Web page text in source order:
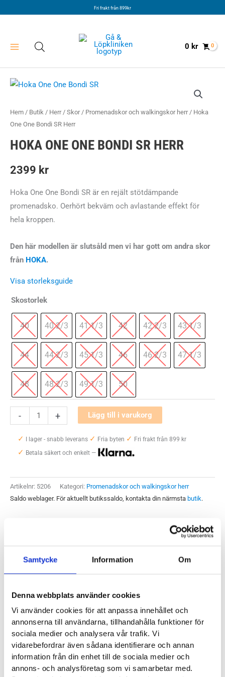
Samtycke Information Om
Denna webbplats använder cookies
Vi använder cookies för att anpassa innehållet och
annonserna till användarna, tillhandahålla funktioner för
sociala medier och analysera vår trafik. Vi
vidarebefordrar även sådana identifierare och annan
information från din enhet till de sociala medier och
annons- och analysföretag som vi samarbetar med.
Fri frakt från 899kr
0 kr
Hem / Butik / Herr/ Skor/ Promenadskor och walkingskor herr/ Hoka
One One Bondi SR Herr
HOKA ONE ONE BONDI SR HERR
2399 kr
Hoka One One Bondi SR är en rejält stötdämpande
promenadsko. Oerhört bekväm och avlastande effekt för
hela kroppen.
Den här modellen är slutsåld men vi har gott om andra skor
från HOKA.
Visa storleksguide
Skostorlek
40 40 2/3 41 1/3 42 42 2/3 43 1/3
44 44 2/3 45 1/3 46 46 2/3 47 1/3
48 48 2/3 49 1/3 50
-
One
One
Bondi
Herr
mängd
+ Lägg till i varukorg
✓ I lager - snabb leverans ✓ Fria byten ✓ Fri frakt från 899 kr
✓ Betala säkert och enkelt —
Artikelnr: 5206 Kategori: Promenadskor och walkingskor herr
Saldo weblager. För aktuellt butikssaldo, kontakta din närmsta butik.
Produktegenskaper
Hoka One One Bondi SR är en av våra mest stötdämpande
mjuk, behaglig och väl avlastad känsla. Modellen har en
vattenavvisande ovandel i skinn och har förbättrats med en
slitsula med halkfri yttersula (SR = Slip Resistant). Vi vill
också slå ett slag för den positiva egenskapen den här
formen på skor har för smärtor kring främre delen av foten.
Vidhallux rigidus,nedsjunket främre fotvalvoch artros är det